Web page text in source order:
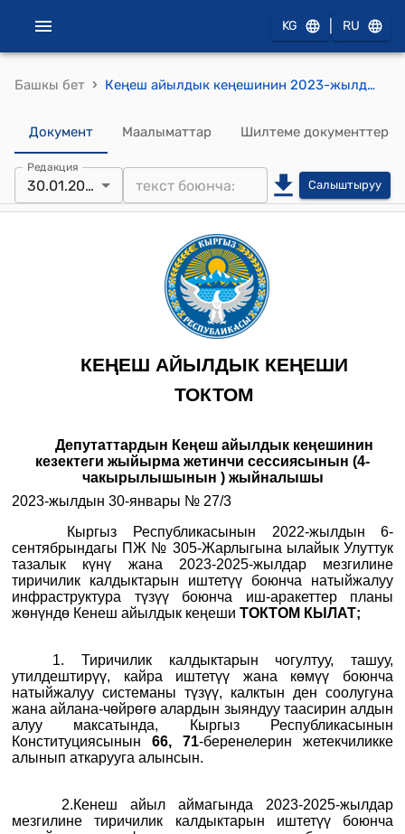
KG RU
Башкы бет › Кеңеш айылдык кеңешинин 2023-жылдын 30-январындагы № 27/3 "Кыргыз Республикасынын 2022-жылдын 6-сентябрындагы ПЖ № 305-Жарлыгына ылайык Улуттук тазалык күнү жана 2023-2025-жылдар мезгилине тиричилик калдыктарын иштетүү боюнча натыйжалуу инфраструктура түзүү боюнча иш-аракеттер планы жөнүндө" токтому
Документ Маалыматтар Шилтеме документтер
Редакция
30.01.2023 Салыштыруу